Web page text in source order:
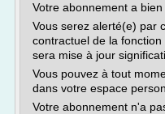
Votre abonnement a
Vous serez alerté(e) par
contractuel de la
sera mise à jour
Vous pouvez à tout
dans votre espace
Votre abonnement n'a